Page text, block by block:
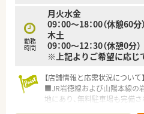
時も法人全体で助け合う文化
【想定されるキャリアイメージ】
■耳鼻科領域における深い専
療科に強い薬剤師としてのキ
学びながら多角的な視点を養う
■研修制度や勉強会が充実して
ップアップして現場の核とし
勤務
時間
月火水金
09：00～18：00（休憩60分）
木土
09：00～12：30（休憩0分）
※上記よりご希望に応じ
【店舗情報と応需状況について】
■JR岩徳線および山陽本線の
地にあり、無料駐車場も完備